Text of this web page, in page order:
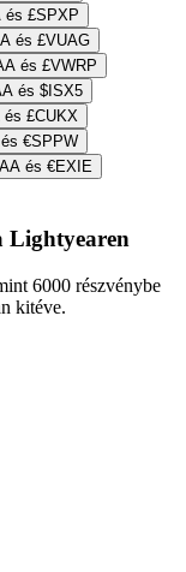
és £SPXP
és £VUAG
és £VWRP
és $ISX5
és £CUKX
€SPPW
és €EXIE
Lightyearen
6000 részvénybe
kitéve.